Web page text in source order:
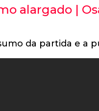
alargado |
da partida e a